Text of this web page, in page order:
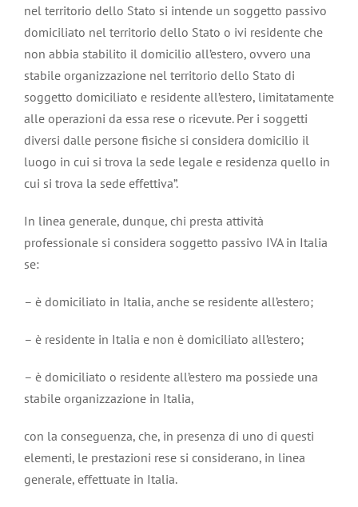
nel territorio dello Stato si intende un soggetto passivo
domiciliato nel territorio dello Stato o ivi residente che
non abbia stabilito il domicilio all’estero, ovvero una
stabile organizzazione nel territorio dello Stato di
soggetto domiciliato e residente all’estero, limitatamente
alle operazioni da essa rese o ricevute. Per i soggetti
diversi dalle persone fisiche si considera domicilio il
luogo in cui si trova la sede legale e residenza quello in
cui si trova la sede effettiva”.
In linea generale, dunque, chi presta attività
professionale si considera soggetto passivo IVA in Italia
se:
– è domiciliato in Italia, anche se residente all’estero;
– è residente in Italia e non è domiciliato all’estero;
– è domiciliato o residente all’estero ma possiede una
stabile organizzazione in Italia,
con la conseguenza, che, in presenza di uno di questi
elementi, le prestazioni rese si considerano, in linea
generale, effettuate in Italia.